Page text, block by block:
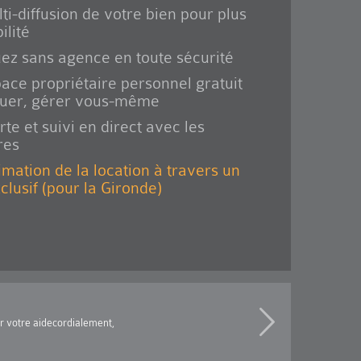
diffusion de votre bien pour plus
sans agence en toute sécurité
propriétaire personnel gratuit
gérer vous-même
et suivi en direct avec les
de la location à travers un
(pour la Gironde)
votre aidecordialement,